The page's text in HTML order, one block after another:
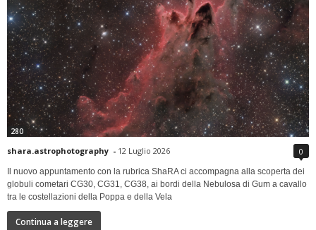
280
shara.astrophotography - 12 Luglio 2026 0
Il nuovo appuntamento con la rubrica ShaRA ci accompagna alla scoperta dei
globuli cometari CG30, CG31, CG38, ai bordi della Nebulosa di Gum a cavallo
tra le costellazioni della Poppa e della Vela
Continua a leggere